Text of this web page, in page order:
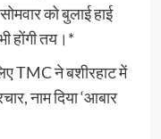
को बुलाई हाई
होंगी तय।*
TMC ने बशीरहाट में
नाम दिया ‘आबार